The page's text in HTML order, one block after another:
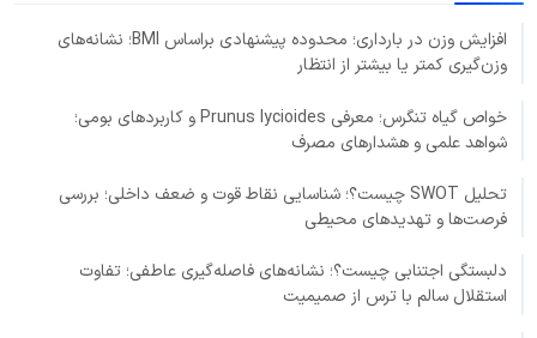
افزایش وزن در بارداری؛ محدوده پیشنهادی براساس BMI؛ نشانه‌های
وزن‌گیری کمتر یا بیشتر از انتظار
خواص گیاه تنگرس؛ معرفی Prunus lycioides و کاربردهای بومی؛
شواهد علمی و هشدارهای مصرف
تحلیل SWOT چیست؟؛ شناسایی نقاط قوت و ضعف داخلی؛ بررسی
فرصت‌ها و تهدیدهای محیطی
دلبستگی اجتنابی چیست؟؛ نشانه‌های فاصله‌گیری عاطفی؛ تفاوت
استقلال سالم با ترس از صمیمیت